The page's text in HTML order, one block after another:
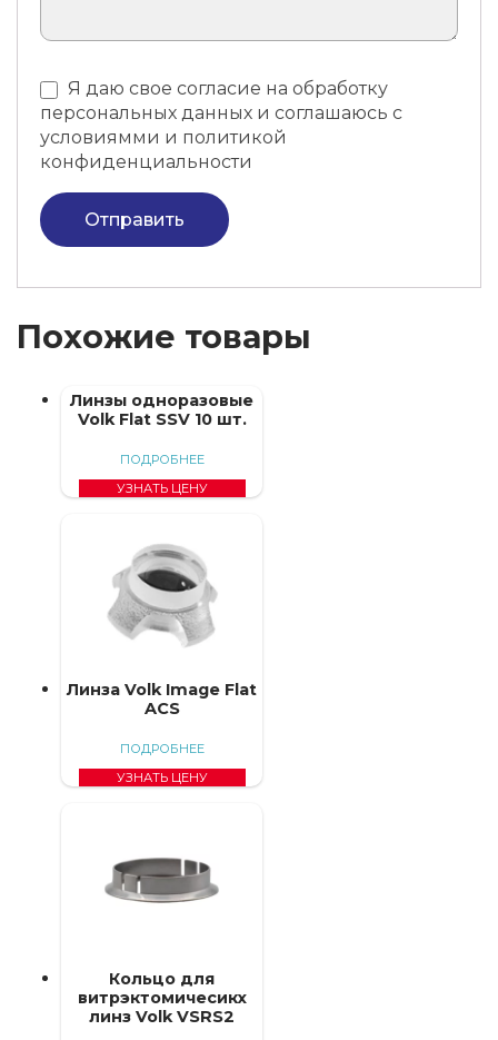
Я даю свое согласие на обработку
персональных данных и соглашаюсь с
условиямми и политикой
конфиденциальности
Отправить
Похожие товары
Линзы одноразовые
Volk Flat SSV 10 шт.
ПОДРОБНЕЕ
УЗНАТЬ ЦЕНУ
Линза Volk Image Flat
ACS
ПОДРОБНЕЕ
УЗНАТЬ ЦЕНУ
Кольцо для
витрэктомичесикх
линз Volk VSRS2